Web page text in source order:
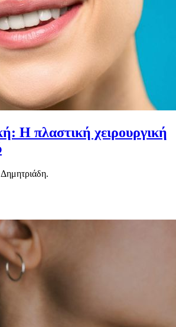
Η πλαστική χειρουργική